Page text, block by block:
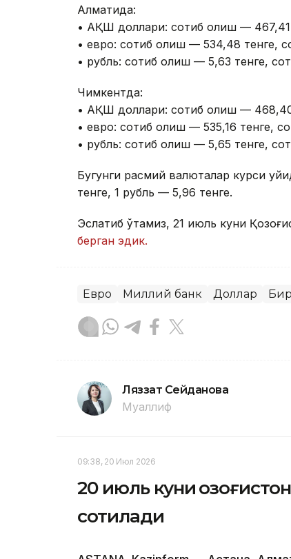
Алматида:
• АҚШ доллари: сотиб олиш —
• евро: сотиб олиш — 534,48 тенге,
• рубль: сотиб олиш — 5,63 тенге,
Чимкентда:
• АҚШ доллари: сотиб олиш —
• евро: сотиб олиш — 535,16 тенге,
• рубль: сотиб олиш — 5,65 тенге,
Бугунги расмий валюталар курси
тенге, 1 рубль — 5,96 тенге.
Эслатиб ўтамиз, 21 июль куни
берган эдик.
Евро Миллий банк Доллар
Ляззат Сейданова
Муаллиф
09:38, 20 Июл 2026
20 июль куни
сотилади